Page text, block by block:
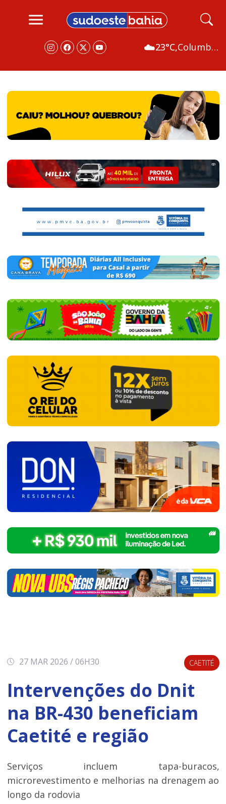
☁️23°C, Columbus
27 MAR 2026 / 06H30 CAETITÉ
Intervenções do Dnit
na BR-430 beneficiam
Caetité e região
Serviços incluem tapa-buracos,
microrevestimento e melhorias na drenagem ao
longo da rodovia